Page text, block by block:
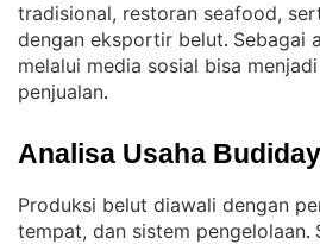
tradisional, restoran seafood,
dengan eksportir belut. Sebagai
melalui media sosial bisa
penjualan.
Analisa Usaha
Produksi belut diawali dengan
tempat, dan sistem pengelolaan.